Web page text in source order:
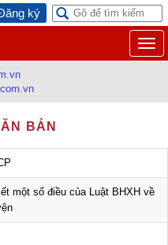
ký
BẢN
một số điều của Luật BHXH về